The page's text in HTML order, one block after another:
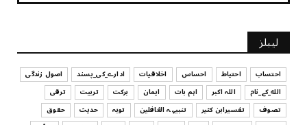
July 29, 2026
UNCATEGORIZED
کیا آپ اپنے باس کو مؤثر طریقے سے منظم کر رہے ہیں
July 29, 2026
UNCATEGORIZED
اس وقت آپ کا موڈ کیسا ہے؟
لیبلز
احتساب احتیاط احساس اخلاقیات ادارے_کی_پسند
اصول زندگی
الله_کے_نام
اللہ اکبر اہم بات ایمان برکت تربیت
ترقی
تصوف
تفسیرابن کثیر تنبیہہ الغافلین توبہ حدیث
حقوق